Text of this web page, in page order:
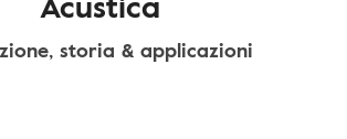
storia & applicazioni